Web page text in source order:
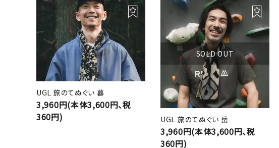
UGL 旅のてぬぐい 暮
3,960円(本体3,600円、税
360円)
SOLD OUT
UGL 旅のてぬぐい 岳
3,960円(本体3,600円、税
360円)